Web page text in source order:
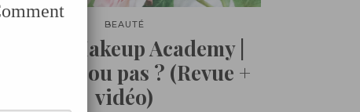
BEAUTÉ
MUA – Makeup Academy |
Bon plan ou pas ? (Revue +
vidéo)